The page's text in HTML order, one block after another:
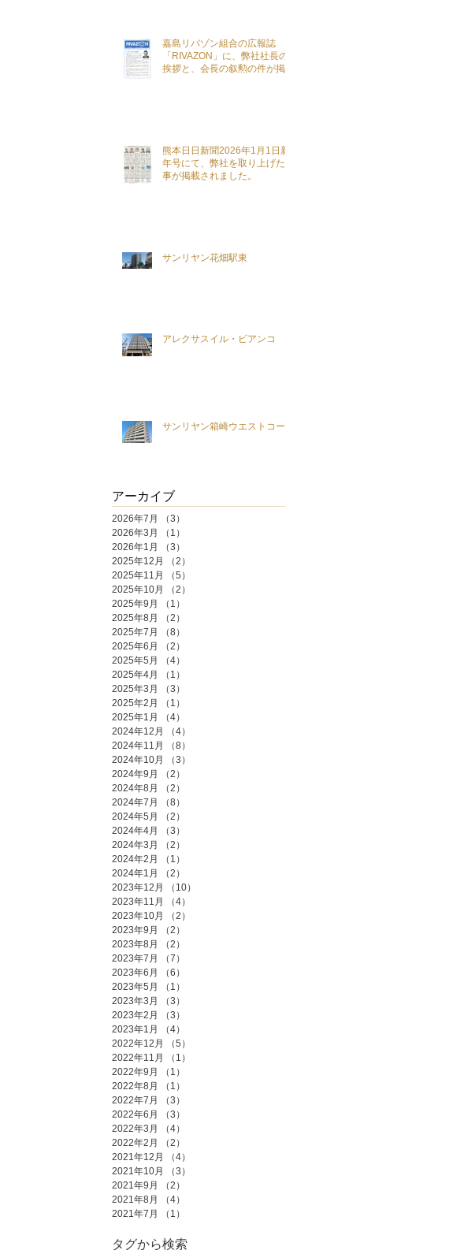
嘉島リバゾン組合の広報誌
「RIVAZON」に、弊社社長の
挨拶と、会長の叙勲の件が掲載
熊本日日新聞2026年1月1日新
年号にて、弊社を取り上げた記
事が掲載されました。
サンリヤン花畑駅東
アレクサスイル・ビアンコ
サンリヤン箱崎ウエストコート
アーカイブ
2026年7月 （3）
2026年3月
（1）
2026年1月
（3）
2025年12月
（2）
2025年11月
（5）
2025年10月
（2）
2025年9月
（1）
2025年8月
（2）
2025年7月
（8）
2025年6月
（2）
2025年5月
（4）
2025年4月
（1）
2025年3月
（3）
2025年2月
（1）
2025年1月
（4）
2024年12月
（4）
2024年11月
（8）
2024年10月
（3）
2024年9月
（2）
2024年8月
（2）
2024年7月
（8）
2024年5月
（2）
2024年4月
（3）
2024年3月
（2）
2024年2月
（1）
2024年1月
（2）
2023年12月
（10）
2023年11月
（4）
2023年10月
（2）
2023年9月
（2）
2023年8月
（2）
2023年7月
（7）
2023年6月
（6）
2023年5月
（1）
2023年3月
（3）
2023年2月
（3）
2023年1月
（4）
2022年12月
（5）
2022年11月
（1）
2022年9月
（1）
2022年8月
（1）
2022年7月
（3）
2022年6月
（3）
2022年3月
（4）
2022年2月
（2）
2021年12月
（4）
2021年10月
（3）
2021年9月
（2）
2021年8月
（4）
2021年7月
（1）
タグから検索